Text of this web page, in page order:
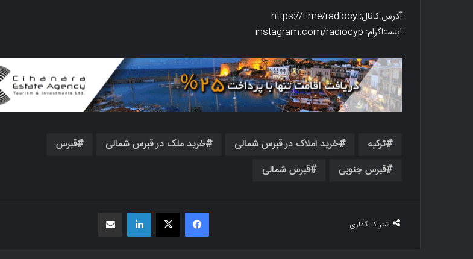
آدرس کانال: https://t.me/radiocy
اینستاگرام: instagram.com/radiocyp
ترکیه خرید املاک در قبرس شمالی خرید ملک در قبرس شمالی
قبرس
قبرس جنوبی
قبرس شمالی
اشتراک گذاری
فیسبوک X